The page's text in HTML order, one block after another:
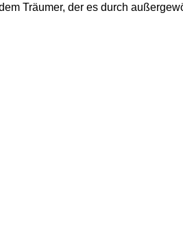
Träumer, der es durch